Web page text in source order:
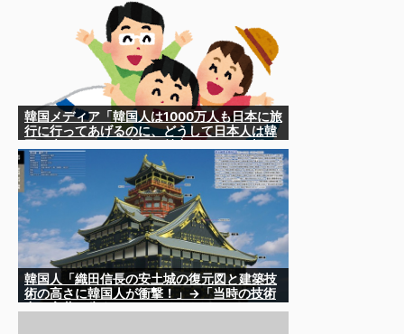
韓国メディア「韓国人は1000万人も日本に旅
行に行ってあげるのに、どうして日本人は韓
上げて日本を分析
韓国人「織田信長の安土城の復元図と建築技
術の高さに韓国人が衝撃！」→「当時の技術